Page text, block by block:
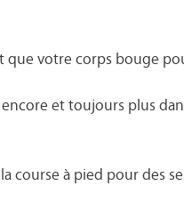
votre corps bouge
et toujours plus
course à pied pour des